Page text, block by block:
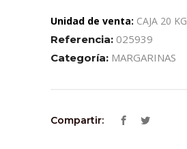
Unidad de venta: CAJA 20 KG
Referencia: 025939
Categoría: MARGARINAS
Compartir: